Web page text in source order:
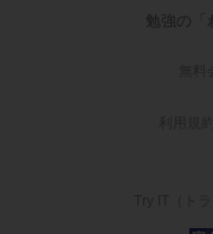
勉強の「